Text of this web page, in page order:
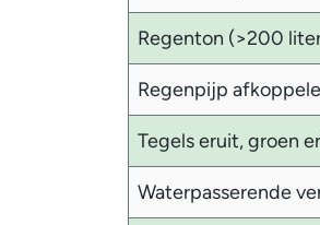
Regenton (>200
Regenpijp
Tegels eruit, groen
Waterpasserende